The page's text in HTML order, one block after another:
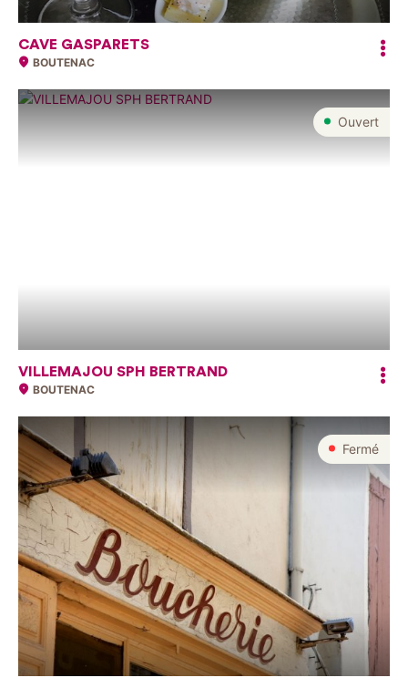
CAVE GASPARETS
BOUTENAC
Ouvert
VILLEMAJOU SPH BERTRAND
BOUTENAC
Fermé